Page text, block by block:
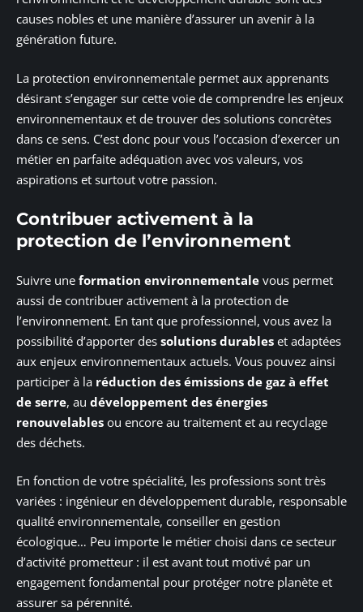
causes nobles et une manière d’assurer un avenir à la
génération future.
La protection environnementale permet aux apprenants
désirant s’engager sur cette voie de comprendre les enjeux
environnementaux et de trouver des solutions concrètes
dans ce sens. C’est donc pour vous l’occasion d’exercer un
métier en parfaite adéquation avec vos valeurs, vos
aspirations et surtout votre passion.
Contribuer activement à la
protection de l’environnement
Suivre une formation environnementale vous permet
aussi de contribuer activement à la protection de
l’environnement. En tant que professionnel, vous avez la
possibilité d’apporter des solutions durables et adaptées
aux enjeux environnementaux actuels. Vous pouvez ainsi
participer à la réduction des émissions de gaz à effet
de serre, au développement des énergies
renouvelables ou encore au traitement et au recyclage
des déchets.
En fonction de votre spécialité, les professions sont très
variées : ingénieur en développement durable, responsable
qualité environnementale, conseiller en gestion
écologique… Peu importe le métier choisi dans ce secteur
d’activité prometteur : il est avant tout motivé par un
engagement fondamental pour protéger notre planète et
assurer sa pérennité.